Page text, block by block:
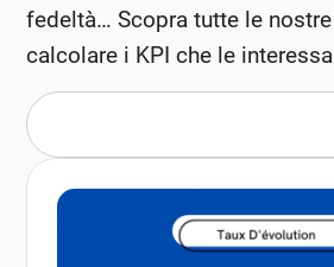
fedeltà… Scopra tutte le
calcolare i KPI che le